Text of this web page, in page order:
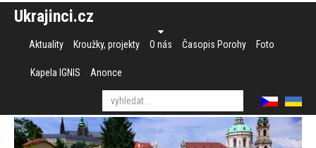
Ukrajinci.cz
Aktuality Kroužky, projekty O nás Časopis Porohy Foto
Kapela IGNIS Anonce